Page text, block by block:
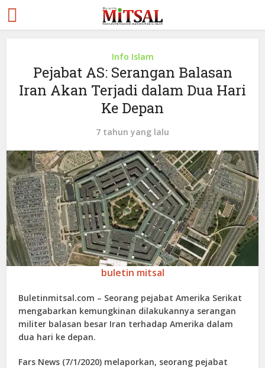
Info Islam
Pejabat AS: Serangan Balasan
Iran Akan Terjadi dalam Dua Hari
Ke Depan
7 tahun yang lalu
buletin mitsal
Buletinmitsal.com – Seorang pejabat Amerika Serikat
mengabarkan kemungkinan dilakukannya serangan
militer balasan besar Iran terhadap Amerika dalam
dua hari ke depan.
Fars News (7/1/2020) melaporkan, seorang pejabat